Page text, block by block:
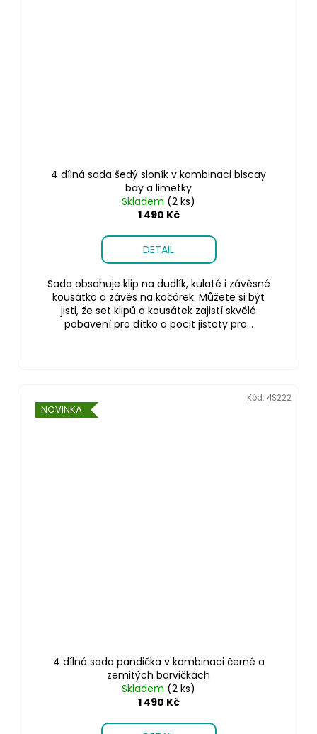
4 dílná sada šedý sloník v kombinaci biscay
bay a limetky
Skladem (2 ks)
1 490 Kč
DETAIL
Sada obsahuje klip na dudlík, kulaté i závěsné
kousátko a závěs na kočárek. Můžete si být
jisti, že set klipů a kousátek zajistí skvělé
pobavení pro dítko a pocit jistoty pro...
NOVINKA
4 dílná sada pandička v kombinaci černé a
zemitých barvičkách
Skladem (2 ks)
1 490 Kč
Kód: 4S222